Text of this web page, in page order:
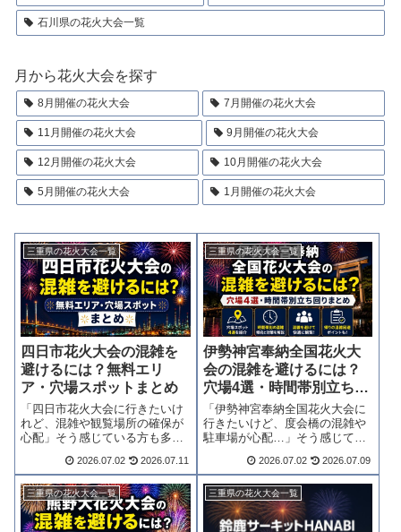
石川県の花火大会一覧
月から花火大会を探す
8月開催の花火大会 7月開催の花火大会
11月開催の花火大会 9月開催の花火大会
12月開催の花火大会 10月開催の花火大会
5月開催の花火大会 1月開催の花火大会
三重県の花火大会一覧
四日市花火大会の混雑を
避けるには？無料エリ
ア・穴場スポットまとめ
「四日市花火大会に行きたいけ
れど、混雑や観覧場所の確保が
心配」そう感じている方も多い
らお伝えすると、2026年は無料
で楽しめる観覧エリアが新設さ
れ、穴場選びの選択肢が大きく
広がりました。チケット情報か
ら混雑回避策...
2026.07.02 2026.07.11
三重県の花火大会一覧
伊勢神宮奉納全国花火大
会の混雑を避けるには？
穴場4選・時間帯別立ち回
りまとめ
「伊勢神宮奉納全国花火大会に
行きたいけど、度会橋の混雑や
駐車場が心配…」そう感じてい
か。結論からお伝えすると、時
間帯ごとの混雑の波を知り、穴
場を1つ押さえておくだけで当日
の快適さは大きく変わります。
公式情報をもと...
2026.07.02 2026.07.09
三重県の花火大会一覧 三重県の花火大会一覧